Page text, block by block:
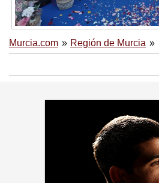
Murcia.com Región de Murcia